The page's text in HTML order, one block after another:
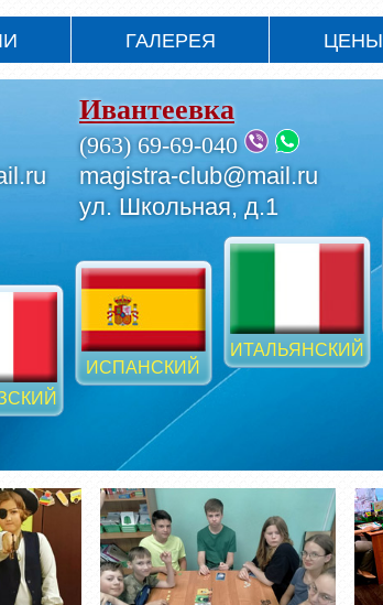
ГАЛЕРЕЯ ЦЕНЫ
ИСПАНСКИЙ
ИТАЛЬЯНСКИЙ
Ивантеевка
(963) 69-69-040
magistra-club@mail.ru
ул. Школьная, д.1